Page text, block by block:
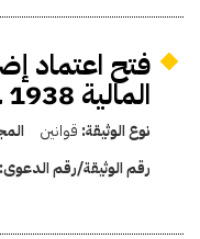
فتح اعتماد
المالية 1938 ـ 1939
نوع الوثيقة: قوانين
رقم الوثيقة/رقم الدعوى: